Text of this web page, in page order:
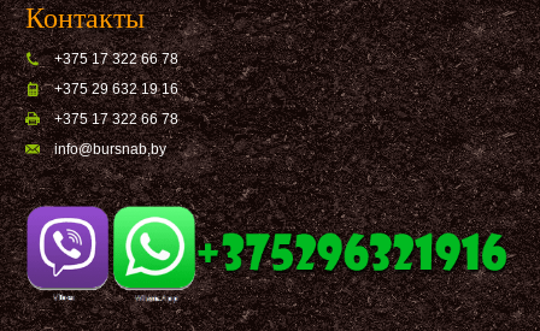
Контакты
+375 17 322 66 78
+375 29 632 19 16
+375 17 322 66 78
info@bursnab,by